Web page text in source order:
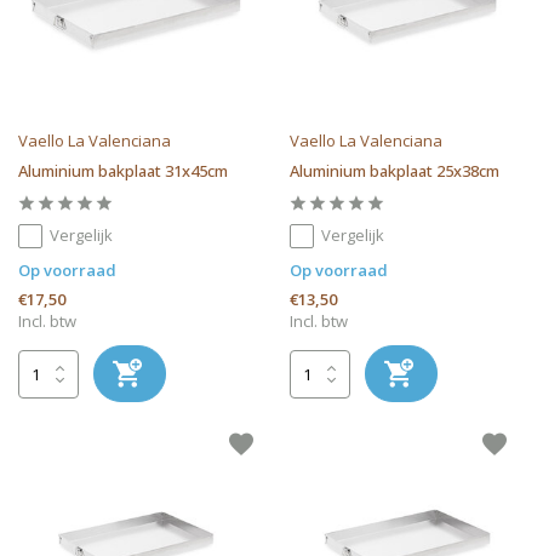
Vaello La Valenciana
Aluminium bakplaat 31x45cm
Vergelijk
Op voorraad
€17,50
Incl. btw
Vaello La Valenciana
Aluminium bakplaat 25x38cm
Vergelijk
Op voorraad
€13,50
Incl. btw